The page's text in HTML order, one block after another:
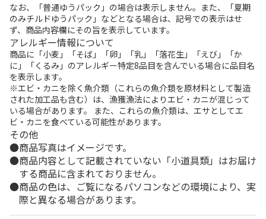
なお、「普通ゆうパック」の場合は表示しません。また、「夏期
のみチルドゆうパック」などとなる場合は、記号での表示はせ
ず、商品内容欄にその旨を表示しています。
アレルギー情報について
商品に「小麦」「そば」「卵」「乳」「落花生」「えび」「か
に」「くるみ」のアレルギー特定8品目を含んでいる場合に品目名
を表示します。
※エビ・カニを除く魚介類（これらの魚介類を原材料として製造
された加工品も含む）は、漁獲漁法によりエビ・カニが混じって
いる場合があります。 また、これらの魚介類は、エサとしてエ
ビ・カニを食べている可能性があります。
その他
商品写真はイメージです。
商品内容として記載されていない「小道具類」はお届け
する商品に含まれておりません。
商品の色は、ご覧になるパソコンなどの環境により、実
際と異なる場合があります。